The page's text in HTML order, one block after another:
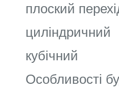
плоский
циліндричний
кубічний
Особливості